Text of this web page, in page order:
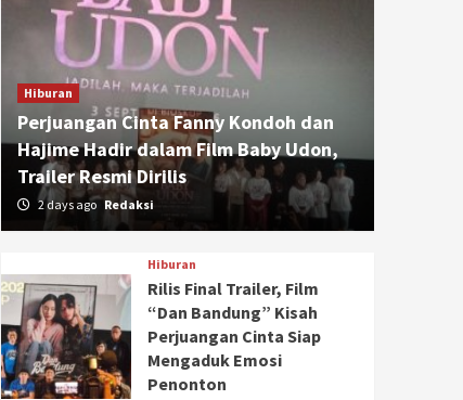
Hiburan
Perjuangan Cinta Fanny Kondoh dan
Hajime Hadir dalam Film Baby Udon,
Trailer Resmi Dirilis
2 days ago Redaksi
Hiburan
Rilis Final Trailer, Film
“Dan Bandung” Kisah
Perjuangan Cinta Siap
Mengaduk Emosi
Penonton